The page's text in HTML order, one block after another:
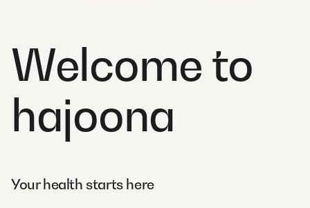
Welcome to
hajoona
Your health starts here